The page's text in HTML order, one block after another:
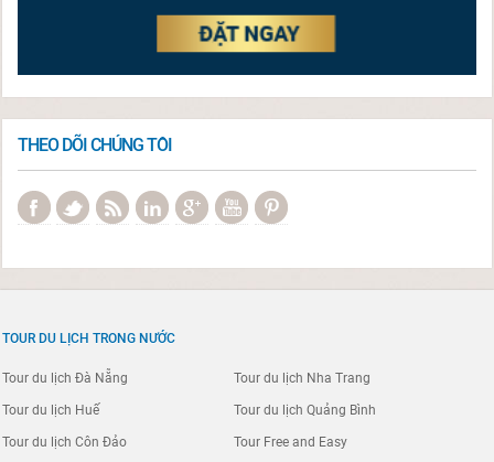
THEO DÕI CHÚNG TÔI
TOUR DU LỊCH TRONG NƯỚC
Tour du lịch Đà Nẵng
Tour du lịch Huế
Tour du lịch Côn Đảo
Tour du lịch Nha Trang
Tour du lịch Quảng Bình
Tour Free and Easy